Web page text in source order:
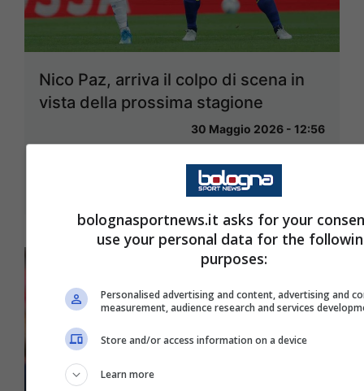
Nico Paz, arriva il colpo di scena in
vista della prossima stagione
30 Maggio 2026 - 12:56
bolognasportnews.it asks for your
use your personal data for the
purposes:
Personalised advertising and content, advertising and
measurement, audience research and services
Store and/or access information on a device
Learn more